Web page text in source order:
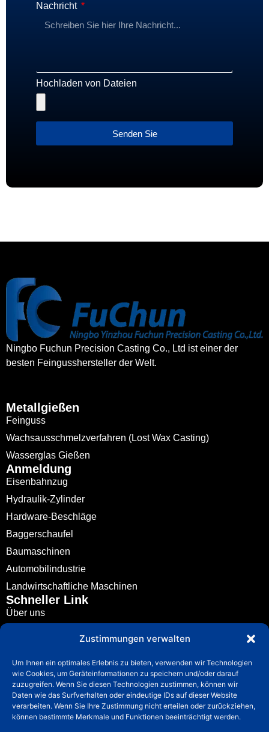
Zustimmungen verwalten
Um Ihnen ein optimales Erlebnis zu bieten, verwenden wir Technologien
wie Cookies, um Geräteinformationen zu speichern und/oder darauf
zuzugreifen. Wenn Sie diesen Technologien zustimmen, können wir
Daten wie das Surfverhalten oder eindeutige IDs auf dieser Website
verarbeiten. Wenn Sie Ihre Zustimmung nicht erteilen oder zurückziehen,
können bestimmte Merkmale und Funktionen beeinträchtigt werden.
Nachricht
Hochladen von Dateien
Senden Sie
Ningbo Fuchun Precision Casting Co., Ltd ist einer der
besten Feingusshersteller der Welt.
Metallgießen
Feinguss
Wachsausschmelzverfahren (Lost Wax Casting)
Wasserglas Gießen
Anmeldung
Eisenbahnzug
Hydraulik-Zylinder
Hardware-Beschläge
Baggerschaufel
Baumaschinen
Automobilindustrie
Landwirtschaftliche Maschinen
Schneller Link
Über uns
Nachrichten
Leitfaden
Kontakt
Kontakt